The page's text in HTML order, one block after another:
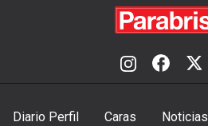
Diario Perfil Caras Noticias